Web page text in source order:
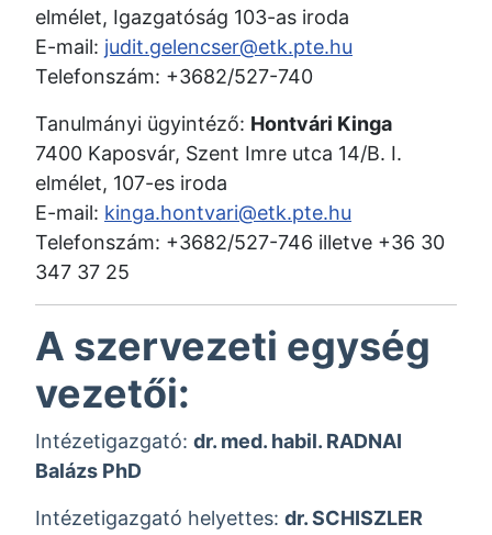
elmélet, Igazgatóság 103-as iroda
E-mail: judit.gelencser@etk.pte.hu
Telefonszám: +3682/527-740
Tanulmányi ügyintéző: Hontvári Kinga
7400 Kaposvár, Szent Imre utca 14/B. I.
elmélet, 107-es iroda
E-mail: kinga.hontvari@etk.pte.hu
Telefonszám: +3682/527-746 illetve +36 30
347 37 25
A szervezeti egység
vezetői:
Intézetigazgató: dr. med. habil. RADNAI
Balázs PhD
Intézetigazgató helyettes: dr. SCHISZLER